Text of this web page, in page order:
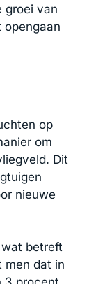
groei van
op
om
Dit
nieuwe
wat betreft
men dat in